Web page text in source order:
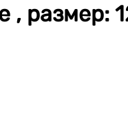
, размер: